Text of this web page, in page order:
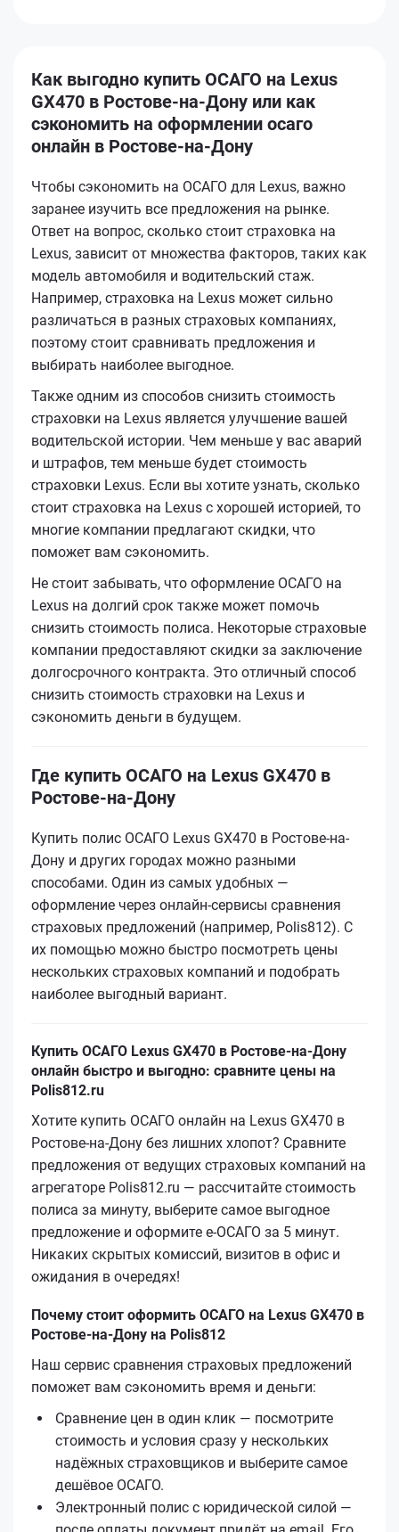
Как выгодно купить ОСАГО на Lexus
GX470 в Ростове-на-Дону или как
сэкономить на оформлении осаго
онлайн в Ростове-на-Дону
Чтобы сэкономить на ОСАГО для Lexus, важно
заранее изучить все предложения на рынке.
Ответ на вопрос, сколько стоит страховка на
Lexus, зависит от множества факторов, таких как
модель автомобиля и водительский стаж.
Например, страховка на Lexus может сильно
различаться в разных страховых компаниях,
поэтому стоит сравнивать предложения и
выбирать наиболее выгодное.
Также одним из способов снизить стоимость
страховки на Lexus является улучшение вашей
водительской истории. Чем меньше у вас аварий
и штрафов, тем меньше будет стоимость
страховки Lexus. Если вы хотите узнать, сколько
стоит страховка на Lexus с хорошей историей, то
многие компании предлагают скидки, что
поможет вам сэкономить.
Не стоит забывать, что оформление ОСАГО на
Lexus на долгий срок также может помочь
снизить стоимость полиса. Некоторые страховые
компании предоставляют скидки за заключение
долгосрочного контракта. Это отличный способ
снизить стоимость страховки на Lexus и
сэкономить деньги в будущем.
Где купить ОСАГО на Lexus GX470 в
Ростове-на-Дону
Купить полис ОСАГО Lexus GX470 в Ростове-на-
Дону и других городах можно разными
способами. Один из самых удобных —
оформление через онлайн-сервисы сравнения
страховых предложений (например, Polis812). С
их помощью можно быстро посмотреть цены
нескольких страховых компаний и подобрать
наиболее выгодный вариант.
Купить ОСАГО Lexus GX470 в Ростове-на-Дону
онлайн быстро и выгодно: сравните цены на
Polis812.ru
Хотите купить ОСАГО онлайн на Lexus GX470 в
Ростове-на-Дону без лишних хлопот? Сравните
предложения от ведущих страховых компаний на
агрегаторе Polis812.ru — рассчитайте стоимость
полиса за минуту, выберите самое выгодное
предложение и оформите е‑ОСАГО за 5 минут.
Никаких скрытых комиссий, визитов в офис и
ожидания в очередях!
Почему стоит оформить ОСАГО на Lexus GX470 в
Ростове-на-Дону на Polis812
Наш сервис сравнения страховых предложений
поможет вам сэкономить время и деньги:
Сравнение цен в один клик — посмотрите
стоимость и условия сразу у нескольких
надёжных страховщиков и выберите самое
дешёвое ОСАГО.
Электронный полис с юридической силой —